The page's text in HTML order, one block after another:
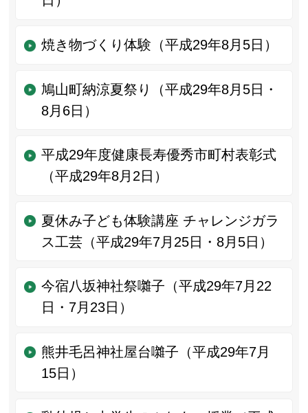
焼き物づくり体験（平成29年8月5日）
鳩山町納涼夏祭り（平成29年8月5日・
8月6日）
平成29年度健康長寿優秀市町村表彰式
（平成29年8月2日）
夏休み子ども体験講座 チャレンジガラ
ス工芸（平成29年7月25日・8月5日）
今宿八坂神社祭囃子（平成29年7月22
日・7月23日）
熊井毛呂神社屋台囃子（平成29年7月
15日）